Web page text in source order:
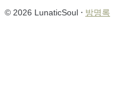
© 2026 LunaticSoul ⋅ 방명록